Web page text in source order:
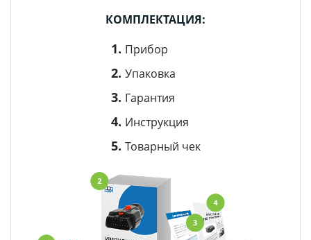
КОМПЛЕКТАЦИЯ:
Прибор
Упаковка
Гарантия
Инструкция
Товарный чек